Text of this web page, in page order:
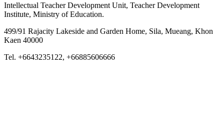
Intellectual Teacher Development Unit, Teacher Development
Institute, Ministry of Education.
499/91 Rajacity Lakeside and Garden Home, Sila, Mueang, Khon
Kaen 40000
Tel. +6643235122, +66885606666